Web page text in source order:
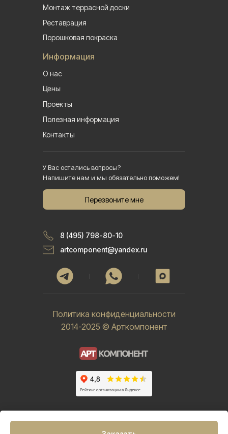
Монтаж террасной доски
Реставрация
Порошковая покраска
2014-2025 © Арткомпонент
Политика конфиденциальности
Информация
О нас
Цены
Проекты
Полезная информация
Контакты
Перезвоните мне
У Вас остались вопросы?
Напишите нам и мы обязательно поможем!
8 (495) 798-80-10
artcomponent@yandex.ru